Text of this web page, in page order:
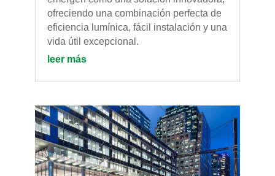
ofreciendo una combinación perfecta de
eficiencia lumínica, fácil instalación y una
vida útil excepcional.
leer más